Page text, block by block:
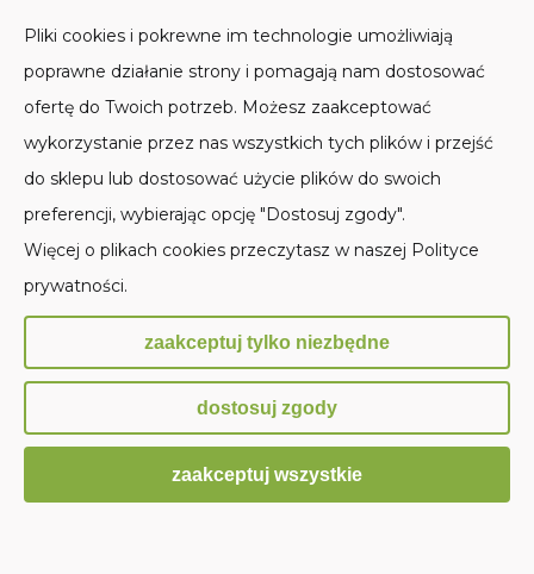
MOJE KONTO
PŁATNOŚCI I DOSTAWA
O NAS
Sklep internetowy Shoper.pl
Pliki cookies i pokrewne im technologie umożliwiają
poprawne działanie strony i pomagają nam dostosować
ofertę do Twoich potrzeb. Możesz zaakceptować
wykorzystanie przez nas wszystkich tych plików i przejść
do sklepu lub dostosować użycie plików do swoich
preferencji, wybierając opcję "Dostosuj zgody".
Więcej o plikach cookies przeczytasz w naszej Polityce
prywatności.
zaakceptuj tylko niezbędne
dostosuj zgody
zaakceptuj wszystkie